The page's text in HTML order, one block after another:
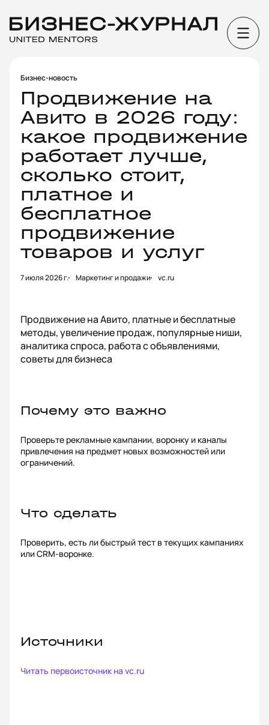
Бизнес-новость
Продвижение на
Авито в 2026 году:
какое продвижение
работает лучше,
сколько стоит,
платное и
бесплатное
продвижение
товаров и услуг
7 июля 2026 г. Маркетинг и продажи vc.ru
Продвижение на Авито, платные и бесплатные
методы, увеличение продаж, популярные ниши,
аналитика спроса, работа с объявлениями,
советы для бизнеса
Почему это важно
Проверьте рекламные кампании, воронку и каналы
привлечения на предмет новых возможностей или
ограничений.
Что сделать
Проверить, есть ли быстрый тест в текущих кампаниях
или CRM-воронке.
Источники
Читать первоисточник на vc.ru